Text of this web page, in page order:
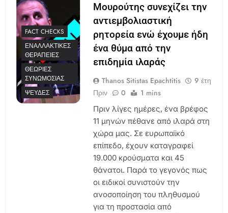
FACT CHECKS
ΕΝΑΛΛΑΚΤΙΚΈΣ
ΘΕΡΑΠΕΊΕΣ
ΘΕΩΡΊΕΣ
ΣΥΝΩΜΟΣΊΑΣ
ΨΕΥΔΈΣ
Μουρούτης συνεχίζει την
αντιεμβολιαστική
ρητορεία ενώ έχουμε ήδη
ένα θύμα από την
επιδημία ιλαράς
Thanos Sitistas Epachtitis
9 έτη
Πριν
0 1 mins
Πριν λίγες ημέρες, ένα βρέφος
11 μηνών πέθανε από ιλαρά στη
χώρα μας. Σε ευρωπαϊκό
επίπεδο, έχουν καταγραφεί
19.000 κρούσματα και 45
θάνατοι. Παρά το γεγονός πως
οι ειδικοί συνιστούν την
ανοσοποίηση του πληθυσμού
για τη προστασία από